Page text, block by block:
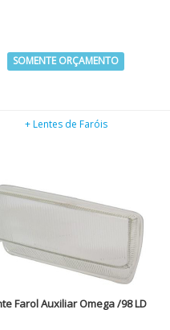
SOMENTE ORÇAMENTO
+ Lentes de Faróis
Farol Auxiliar Omega /98 LD